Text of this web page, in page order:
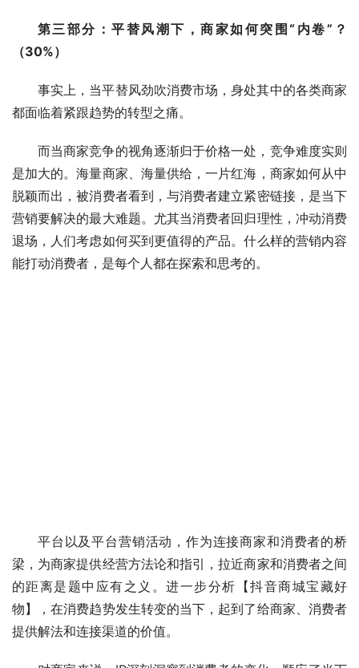
第三部分：平替风潮下，商家如何突围“内卷”？
（30%）
事实上，当平替风劲吹消费市场，身处其中的各类商家
都面临着紧跟趋势的转型之痛。
而当商家竞争的视角逐渐归于价格一处，竞争难度实则
是加大的。海量商家、海量供给，一片红海，商家如何从中
脱颖而出，被消费者看到，与消费者建立紧密链接，是当下
营销要解决的最大难题。尤其当消费者回归理性，冲动消费
退场，人们考虑如何买到更值得的产品。什么样的营销内容
能打动消费者，是每个人都在探索和思考的。
平台以及平台营销活动，作为连接商家和消费者的桥
梁，为商家提供经营方法论和指引，拉近商家和消费者之间
的距离是题中应有之义。进一步分析【抖音商城宝藏好
物】，在消费趋势发生转变的当下，起到了给商家、消费者
提供解法和连接渠道的价值。